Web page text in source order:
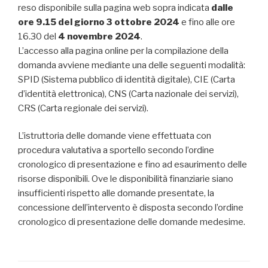
reso disponibile sulla pagina web sopra indicata dalle
ore 9.15 del giorno 3 ottobre 2024 e fino alle ore
16.30 del 4 novembre 2024.
L’accesso alla pagina online per la compilazione della
domanda avviene mediante una delle seguenti modalità:
SPID (Sistema pubblico di identità digitale), CIE (Carta
d’identità elettronica), CNS (Carta nazionale dei servizi),
CRS (Carta regionale dei servizi).
L’istruttoria delle domande viene effettuata con
procedura valutativa a sportello secondo l’ordine
cronologico di presentazione e fino ad esaurimento delle
risorse disponibili. Ove le disponibilità finanziarie siano
insufficienti rispetto alle domande presentate, la
concessione dell’intervento è disposta secondo l’ordine
cronologico di presentazione delle domande medesime.